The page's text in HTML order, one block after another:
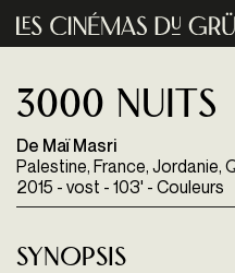
Aller au contenu principal
3000 Nuits
De Maï Masri
Palestine, France, Jordanie,
2015 - vost - 103' - Couleurs
Synopsis